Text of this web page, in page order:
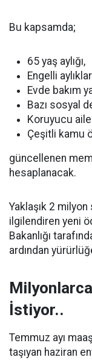
Bu kapsamda;
65 yaş aylığı,
Engelli
Evde bakım
Bazı sosyal
Koruyucu
Çeşitli kamu
güncellenen
hesaplanacak.
Yaklaşık 2
ilgilendiren yeni
Bakanlığı
ardından
İstiyor..
Temmuz ayı
taşıyan haziran